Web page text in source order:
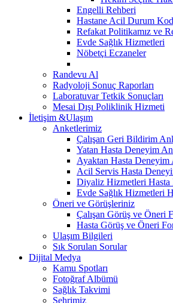
Engelli Rehberi
Hastane Acil Durum
Refakat Politikamız ve
Evde Sağlık Hizmetleri
Nöbetçi Eczaneler
Randevu Al
Radyoloji Sonuç Raporları
Laboratuvar Tetkik Sonuçları
Mesai Dışı Poliklinik Hizmeti
İletişim &Ulaşım
Anketlerimiz
Çalışan Geri Bildirim
Yatan Hasta Deneyim
Ayaktan Hasta Deneyim
Acil Servis Hasta
Diyaliz Hizmetleri Hasta
Evde Sağlık Hizmetleri
Öneri ve Görüşleriniz
Çalışan Görüş ve Öneri
Hasta Görüş ve Öneri
Ulaşım Bilgileri
Sık Sorulan Sorular
Dijital Medya
Kamu Spotları
Fotoğraf Albümü
Sağlık Takvimi
Şehrimiz